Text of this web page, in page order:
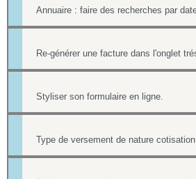
Styliser son formulaire en ligne.
Type de versement de nature cotisation